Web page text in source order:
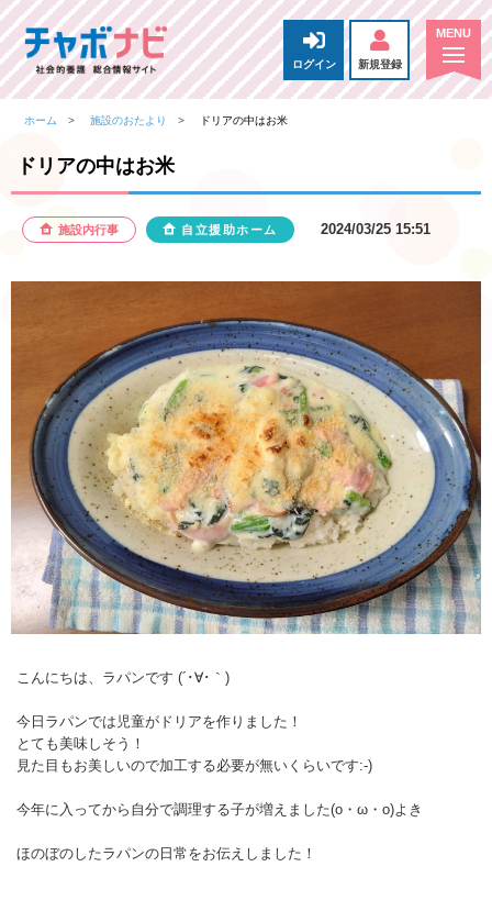
ログイン 新規登録
ホーム 施設のおたより ドリアの中はお米
ドリアの中はお米
施設内行事 自立援助ホーム 2024/03/25 15:51
こんにちは、ラパンです (´･∀･｀)
今日ラパンでは児童がドリアを作りました！
とても美味しそう！
見た目もお美しいので加工する必要が無いくらいです:-)
今年に入ってから自分で調理する子が増えました(o・ω・o)よき
ほのぼのしたラパンの日常をお伝えしました！